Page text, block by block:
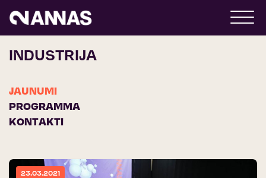
INDUSTRIJA
JAUNUMI
PROGRAMMA
KONTAKTI
23.03.2021